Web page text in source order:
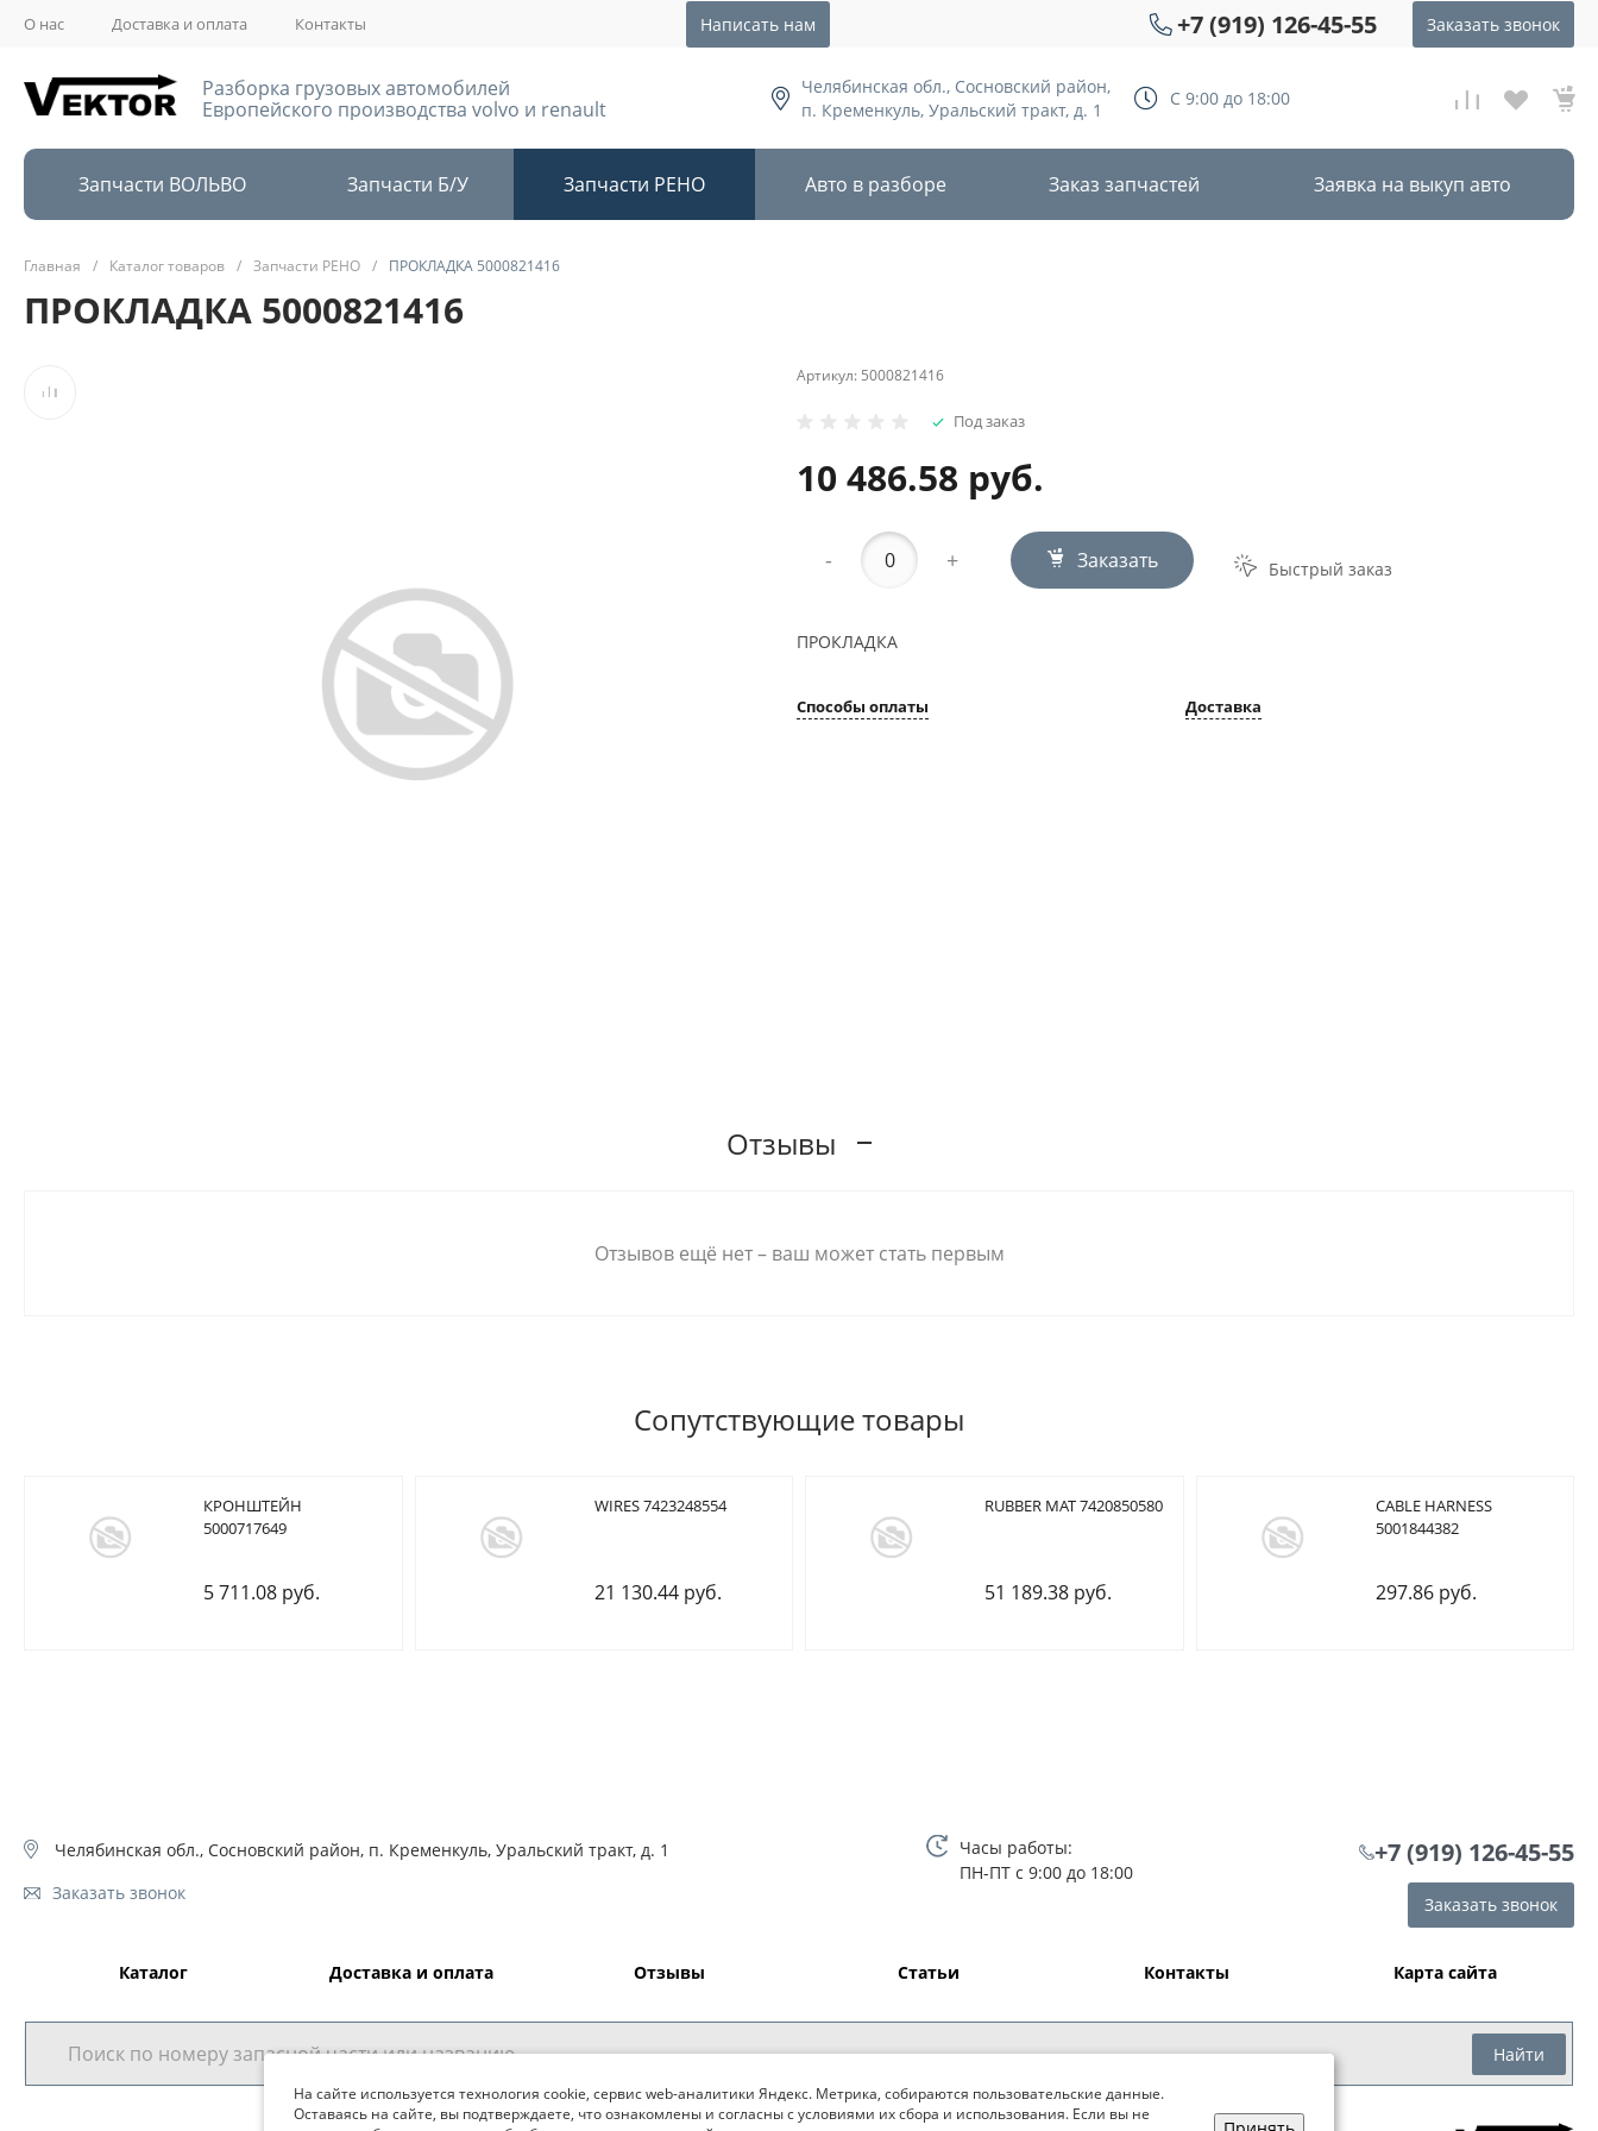
О нас Доставка и оплата Контакты Написать нам +7 (919) 126-45-55 Заказать звонок
Разборка грузовых автомобилей
Европейского производства volvo и renault
Челябинская обл., Сосновский район,
п. Кременкуль, Уральский тракт, д. 1
С 9:00 до 18:00
Запчасти ВОЛЬВО Запчасти Б/У Запчасти РЕНО Авто в разборе Заказ запчастей Заявка на выкуп авто
Главная / Каталог товаров / Запчасти РЕНО / ПРОКЛАДКА 5000821416
ПРОКЛАДКА 5000821416
Артикул: 5000821416
Под заказ
10 486.58 руб.
- + Заказать Быстрый заказ
ПРОКЛАДКА
Способы оплаты Доставка
Отзывы
Отзывов ещё нет – ваш может стать первым
Сопутствующие товары
КРОНШТЕЙН
5000717649
5 711.08 руб.
WIRES 7423248554
21 130.44 руб.
RUBBER MAT 7420850580
51 189.38 руб.
CABLE HARNESS
5001844382
297.86 руб.
Челябинская обл., Сосновский район, п. Кременкуль, Уральский тракт, д. 1
Заказать звонок
Часы работы:
ПН-ПТ с 9:00 до 18:00
+7 (919) 126-45-55
Заказать звонок
Каталог Доставка и оплата Отзывы Статьи Контакты Карта сайта
Найти
На сайте используется технология cookie, сервис web-аналитики Яндекс. Метрика, собираются пользовательские данные.
Оставаясь на сайте, вы подтверждаете, что ознакомлены и согласны с условиями их сбора и использования. Если вы не